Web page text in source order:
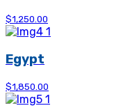
$1,250.00
Egypt
$1,850.00